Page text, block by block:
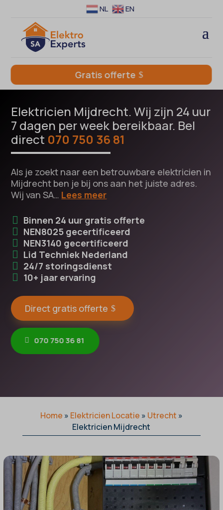
NL EN
Gratis offerte
Elektricien Mijdrecht. Wij zijn 24 uur
7 dagen per week bereikbaar. Bel
direct 070 750 36 81
Als je zoekt naar een betrouwbare elektricien in
Mijdrecht ben je bij ons aan het juiste adres.
Wij van SA… Lees meer
Binnen 24 uur gratis offerte
NEN8025 gecertificeerd
NEN3140 gecertificeerd
Lid Techniek Nederland
24/7 storingsdienst
10+ jaar ervaring
Direct gratis offerte
070 750 36 81
Home » Elektricien Locatie » Utrecht »
Elektricien Mijdrecht